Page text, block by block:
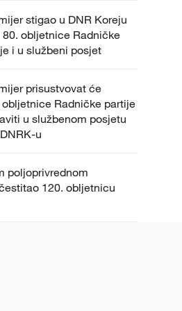
stigao u DNR Koreju
80. obljetnice Radničke
i u službeni posjet
prisustvovat će
obljetnice Radničke partije
u službenom posjetu
u
poljoprivrednom
120. obljetnicu